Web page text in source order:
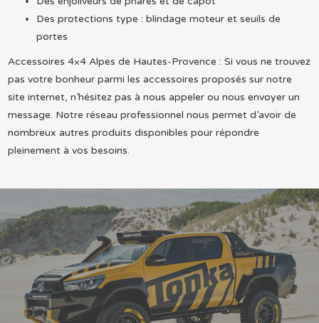
Des protections type : blindage moteur et seuils de
portes
Accessoires 4×4 Alpes de Hautes-Provence : Si vous ne trouvez
pas votre bonheur parmi les accessoires proposés sur notre
site internet, n’hésitez pas à nous appeler ou nous envoyer un
message. Notre réseau professionnel nous permet d’avoir de
nombreux autres produits disponibles pour répondre
pleinement à vos besoins.